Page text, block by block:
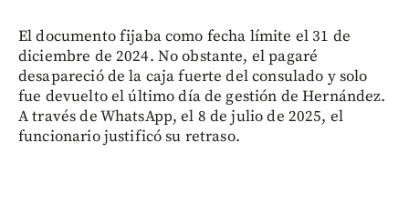
El documento fijaba como fecha límite el 31 de
diciembre de 2024. No obstante, el pagaré
desapareció de la caja fuerte del consulado y solo
fue devuelto el último día de gestión de Hernández.
A través de WhatsApp, el 8 de julio de 2025, el
funcionario justificó su retraso.